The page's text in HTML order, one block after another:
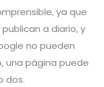
ya que
a diario, y
no pueden
una página puede
dos.